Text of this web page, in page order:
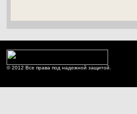
© 2012 Все права под надежной защитой.